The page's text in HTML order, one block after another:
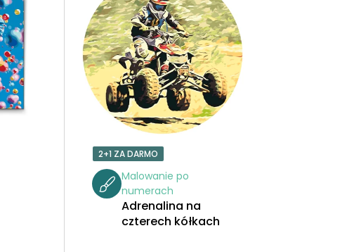
O
W
A
N
I
E
P
2+1 ZA DARMO
Malowanie po
numerach
Adrenalina na
czterech kółkach